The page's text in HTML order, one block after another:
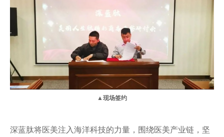
▲现场签约
深蓝肽将医美注入海洋科技的力量，围绕医美产业链，坚